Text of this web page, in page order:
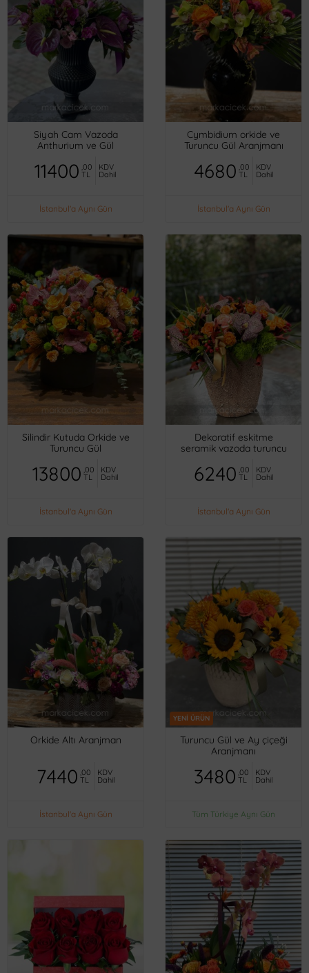
Siyah Cam Vazoda
Anthurium ve Gül
11400 ,00
TL
KDV
Dahil
İstanbul'a Aynı Gün
Cymbidium orkide ve
Turuncu Gül Aranjmanı
4680 ,00
TL
KDV
Dahil
İstanbul'a Aynı Gün
Silindir Kutuda Orkide ve
Turuncu Gül
13800 ,00
TL
KDV
Dahil
İstanbul'a Aynı Gün
Dekoratif eskitme
seramik vazoda turuncu
6240 ,00
TL
KDV
Dahil
İstanbul'a Aynı Gün
Orkide Altı Aranjman
7440 ,00
TL
KDV
Dahil
İstanbul'a Aynı Gün
YENİ ÜRÜN
Turuncu Gül ve Ay çiçeği
Aranjmanı
3480 ,00
TL
KDV
Dahil
Tüm Türkiye Aynı Gün